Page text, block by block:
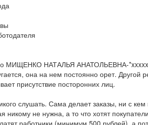
МИЩЕНКО НАТАЛЬЯ АНАТОЛЬЕВНА-
она на нем постоянно орет. Другой
присутствие посторонних лиц.
слушать. Сама делает заказы, ни с кем
никому не нужна, а то что хотят
работники (минимум 500 рублей), а